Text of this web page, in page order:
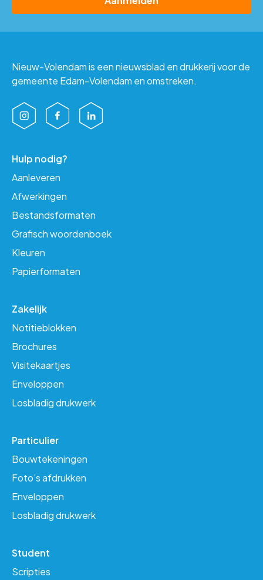
Nieuw-Volendam is een nieuwsblad en drukkerij voor de
gemeente Edam-Volendam en omstreken.
Hulp nodig?
Aanleveren
Afwerkingen
Bestandsformaten
Grafisch woordenboek
Kleuren
Papierformaten
Zakelijk
Notitieblokken
Brochures
Visitekaartjes
Enveloppen
Losbladig drukwerk
Particulier
Bouwtekeningen
Foto’s afdrukken
Enveloppen
Losbladig drukwerk
Student
Scripties